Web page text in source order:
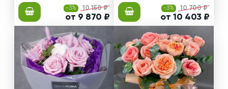
-3% 10 150 ₽
от 9 870 ₽
-3% 10 700 ₽
от 10 403 ₽